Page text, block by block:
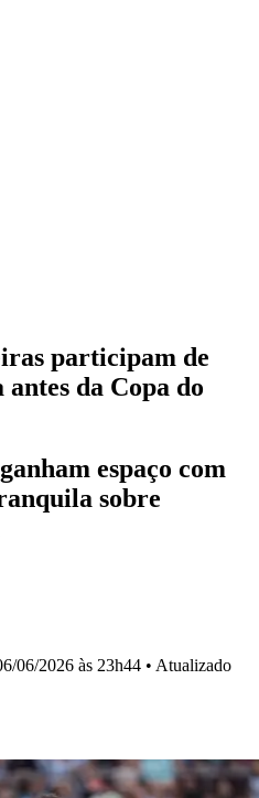
participam de
da Copa do
espaço com
sobre
06/2026 às 23h44 • Atualizado